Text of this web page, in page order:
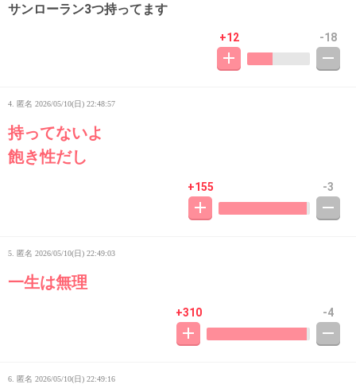
サンローラン3つ持ってます
+12 -18
4. 匿名 2026/05/10(日) 22:48:57
持ってないよ
飽き性だし
+155 -3
5. 匿名 2026/05/10(日) 22:49:03
一生は無理
+310 -4
6. 匿名 2026/05/10(日) 22:49:16